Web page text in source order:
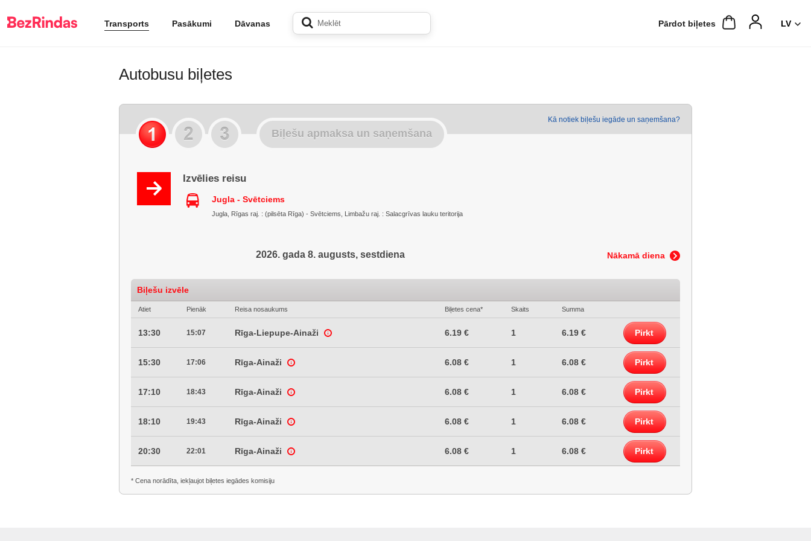
Transports Pasākumi Dāvanas Pārdot biļetes
Autobusu biļetes
Kā notiek biļešu iegāde un saņemšana?
Biļešu apmaksa un saņemšana
Izvēlies reisu
Jugla - Svētciems
Jugla, Rīgas raj. : (pilsēta Rīga) - Svētciems, Limbažu raj. : Salacgrīvas lauku teritorija
Nākamā diena
2026. gada 8. augusts, sestdiena
Biļešu izvēle
Atiet Pienāk Reisa nosaukums Biļetes cena* Skaits Summa
13:30 15:07 Rīga-Liepupe-Ainaži 6.19 € 1 6.19 € Pirkt
15:30 17:06 Rīga-Ainaži 6.08 € 1 6.08 € Pirkt
17:10 18:43 Rīga-Ainaži 6.08 € 1 6.08 € Pirkt
18:10 19:43 Rīga-Ainaži 6.08 € 1 6.08 € Pirkt
20:30 22:01 Rīga-Ainaži 6.08 € 1 6.08 € Pirkt
* Cena norādīta, iekļaujot biļetes iegādes komisiju